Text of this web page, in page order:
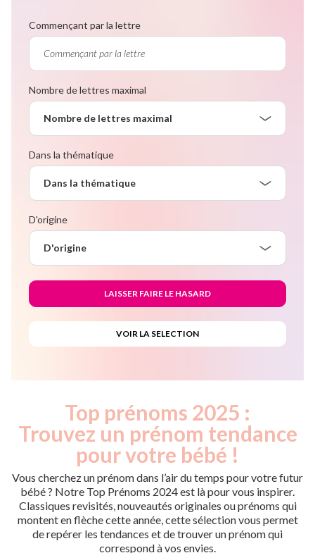
Commençant par la lettre
Nombre de lettres maximal
Nombre de lettres maximal
Dans la thématique
Dans la thématique
D'origine
D'origine
Top prénoms 2025 :
Trouvez un prénom tendance
pour votre bébé !
Vous cherchez un prénom dans l’air du temps pour votre futur
bébé ? Notre Top Prénoms 2024 est là pour vous inspirer.
Classiques revisités, nouveautés originales ou prénoms qui
montent en flèche cette année, cette sélection vous permet
de repérer les tendances et de trouver un prénom qui
correspond à vos envies.